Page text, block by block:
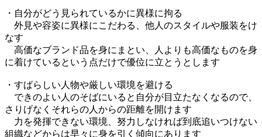
・自分がどう見られているかに異様に拘る
外見や容姿に異様にこだわる、他人のスタイルや服装をけ
なす
高価なブランド品を身にまとい、人よりも高価なものを身
に着けているという点だけで優位に立とうとします
・すばらしい人物や厳しい環境を避ける
できのよい人のそばにいると自分が目立たなくなるので、
さりげなくそれらの人からの距離を開けます
力を発揮できない環境、努力しなければ到底追いつけない
組織などからは早々に身を引く傾向にあります